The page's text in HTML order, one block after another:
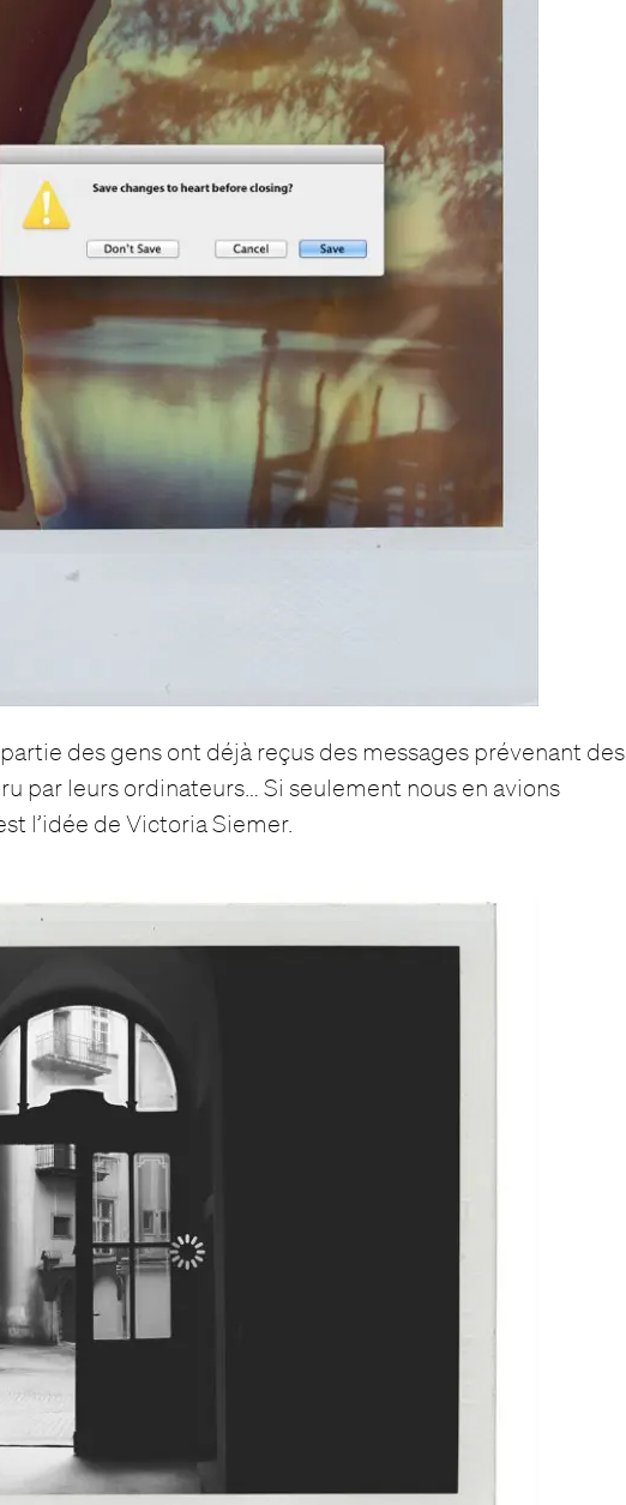
des gens ont déjà reçus des messages prévenant des
par leurs ordinateurs… Si seulement nous en avions
l’idée de Victoria Siemer.